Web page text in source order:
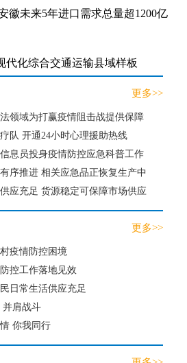
徽未来5年进口需求总量超1200亿
代化综合交通运输县域样板
更多>>
领域为打赢疫情阻击战提供保障
队 开通24小时心理援助热线
息员投身疫情防控应急科普工作
序推进 相关应急品正恢复生产中
应充足 货源稳定可保障市场供应
更多>>
疫情防控困境
控工作落地见效
日常生活供应充足
并肩战斗
你我同行